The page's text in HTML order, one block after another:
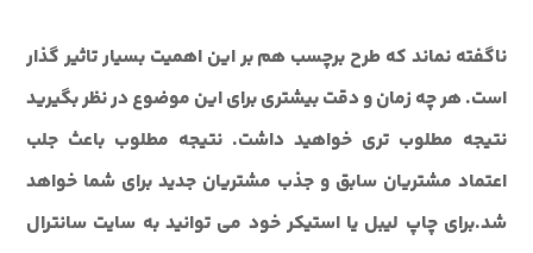
ناگفته نماند که طرح برچسب هم بر این اهمیت بسیار تاثیر گذار
است. هر چه زمان و دقت بیشتری برای این موضوع در نظر بگیرید
نتیجه مطلوب تری خواهید داشت. نتیجه مطلوب باعث جلب
اعتماد مشتریان سابق و جذب مشتریان جدید برای شما خواهد
شد.برای چاپ لیبل یا استیکر خود می توانید به سایت سانترال